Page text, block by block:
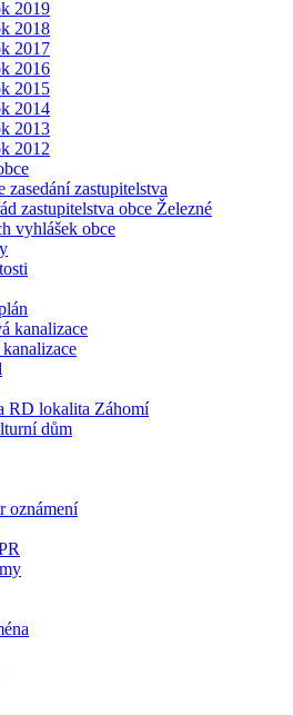
2019
2018
2017
2016
2015
2014
2013
2012
zasedání zastupitelstva
zastupitelstva obce Železné
vyhlášek obce
kanalizace
RD lokalita Záhomí
dům
oznámení